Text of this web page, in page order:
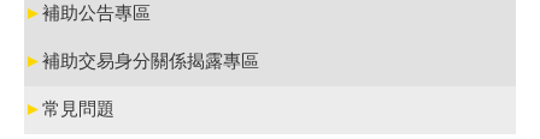
►補助公告專區
►補助交易身分關係揭露專區
►常見問題